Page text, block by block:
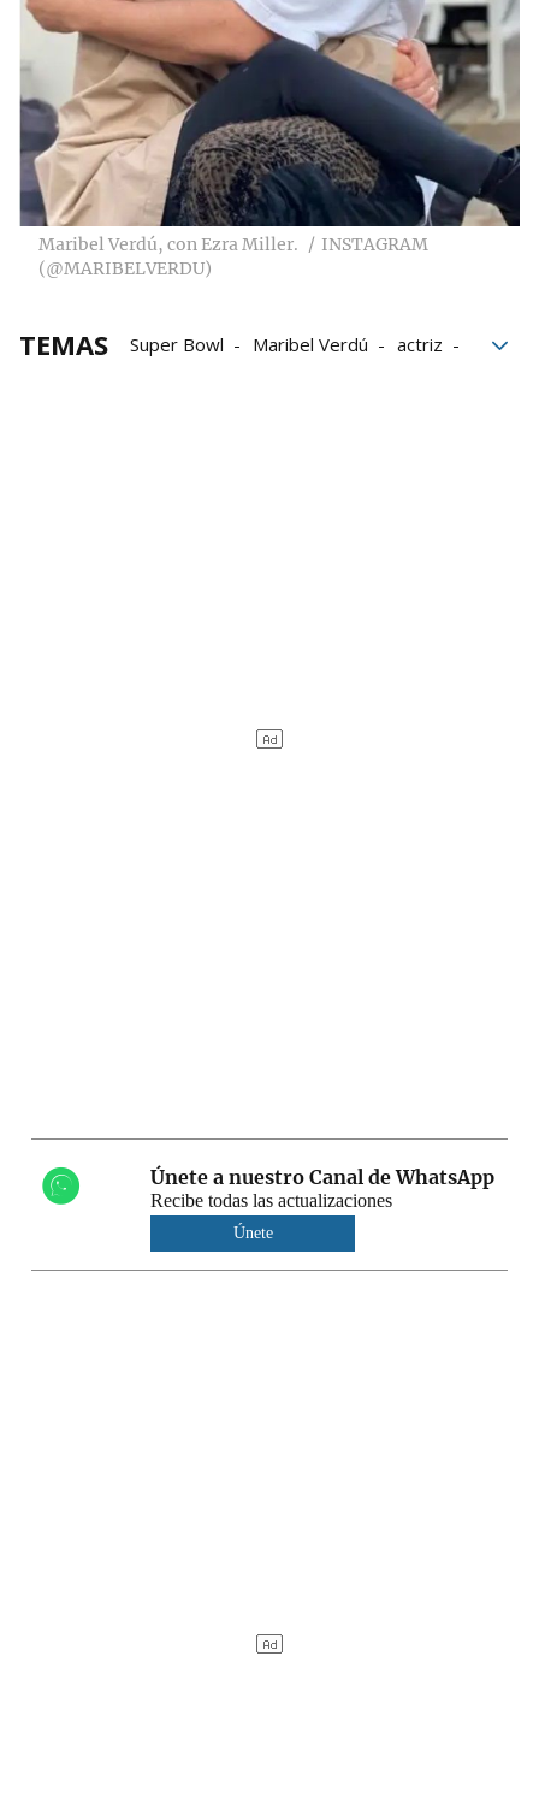
Maribel Verdú, con Ezra Miller.
INSTAGRAM
(@MARIBELVERDU)
TEMAS Super Bowl Maribel Verdú
actriz
Únete a nuestro Canal de WhatsApp
Recibe todas las actualizaciones
Únete